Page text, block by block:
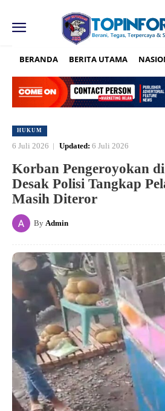
BERANDA BERITA UTAMA
HUKUM
6 Juli 2026 Updated: 6 Juli 2026
Korban Pengeroyokan
Desak Polisi Tangkap
Masih Diteror
By Admin